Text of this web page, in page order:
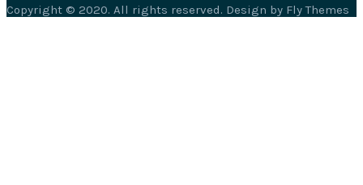
Copyright © 2020. All rights reserved. Design by Fly Themes